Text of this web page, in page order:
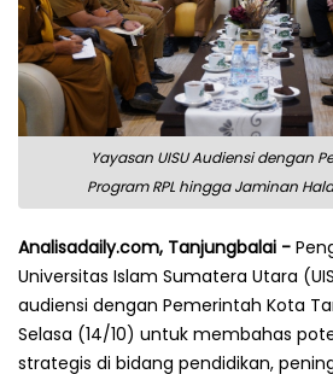
Yayasan UISU Audiensi dengan
Program RPL hingga Jaminan
Analisadaily.com, Tanjungbalai -
Universitas Islam Sumatera Utara
audiensi dengan Pemerintah Kota
Selasa (14/10) untuk membahas
strategis di bidang pendidikan,